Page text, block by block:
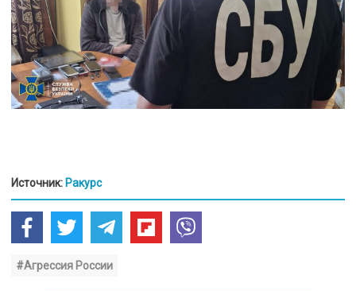
Источник: Ракурс
#Агрессия России